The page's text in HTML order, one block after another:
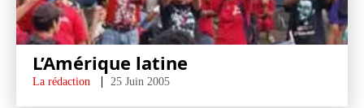
L’Amérique latine
La rédaction 25 Juin 2005